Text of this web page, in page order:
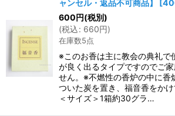
ャンセル・返品不可商品】
[
600円(税別)
(税込: 660円)
在庫数5点
※このお香は主に教会の典礼で
が良く出るタイプですのでご
せん。※不燃性の香炉の中に香
ついた炭を置き、福音香をかけ
＜サイズ＞1箱約30グラ…